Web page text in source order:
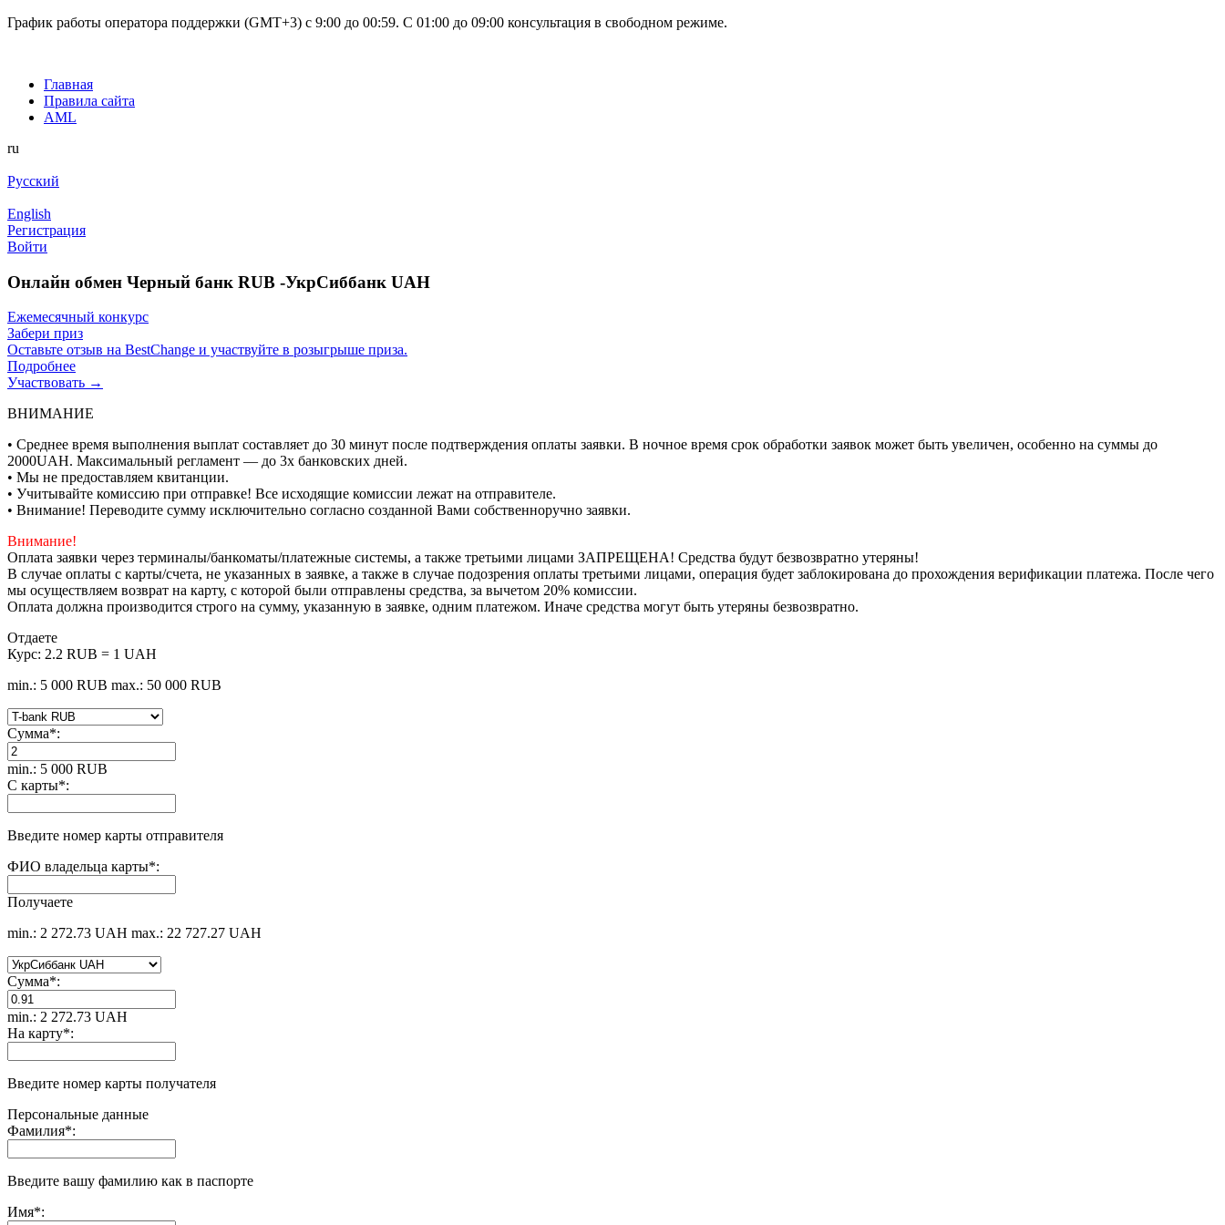
График работы оператора поддержки (GMT+3) c 9:00 до 00:59. С 01:00 до 09:00 консультация в свободном режиме.
Главная
Правила сайта
AML
ru
Русский
English
Регистрация
Войти
Онлайн обмен Черный банк RUB -УкрСиббанк UAH
Ежемесячный конкурс
Забери приз
Оставьте отзыв на BestChange и участвуйте в розыгрыше приза.
Подробнее
Участвовать →
ВНИМАНИЕ
• Среднее время выполнения выплат составляет до 30 минут после подтверждения оплаты заявки. В ночное время срок обработки заявок может быть увеличен, особенно на суммы до
2000UAH. Максимальный регламент — до 3х банковских дней.
• Мы не предоставляем квитанции.
• Учитывайте комиссию при отправке! Все исходящие комиссии лежат на отправителе.
• Внимание! Переводите сумму исключительно согласно созданной Вами собственноручно заявки.
Внимание!
Оплата заявки через терминалы/банкоматы/платежные системы, а также третьими лицами ЗАПРЕЩЕНА! Средства будут безвозвратно утеряны!
В случае оплаты с карты/счета, не указанных в заявке, а также в случае подозрения оплаты третьими лицами, операция будет заблокирована до прохождения верификации платежа. После чего
мы осуществляем возврат на карту, с которой были отправлены средства, за вычетом 20% комиссии.
Оплата должна производится строго на сумму, указанную в заявке, одним платежом. Иначе средства могут быть утеряны безвозвратно.
Отдаете
Курс: 2.2 RUB = 1 UAH
min.: 5 000 RUB max.: 50 000 RUB
Сумма*:
min.: 5 000 RUB
С карты*:
Введите номер карты отправителя
ФИО владельца карты*:
Получаете
min.: 2 272.73 UAH max.: 22 727.27 UAH
Сумма*:
min.: 2 272.73 UAH
На карту*:
Введите номер карты получателя
Персональные данные
Фамилия*:
Введите вашу фамилию как в паспорте
Имя*: